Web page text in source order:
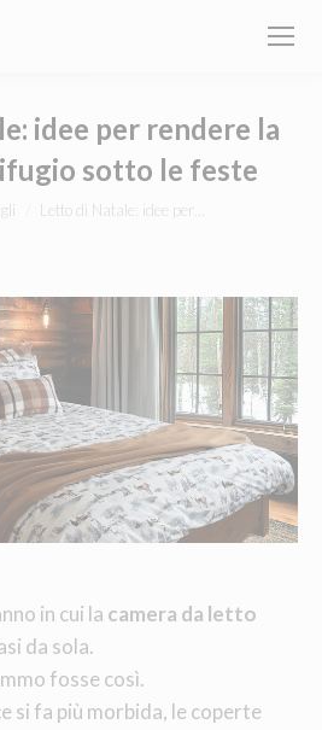
idee per rendere la
sotto le feste
Letto di Natale: idee per…
in cui la camera da letto
da sola.
fosse così.
si fa più morbida, le coperte